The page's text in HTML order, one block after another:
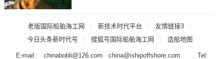
老版国际船舶海工网 新技术时代平台
友情链接3
今日头条新时代号
搜狐号国际船舶海工网 造船地图
E-mail : chinabobli@126.com china@ishipoffshore.com Tel: